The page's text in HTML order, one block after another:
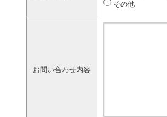
その他
お問い合わせ内容